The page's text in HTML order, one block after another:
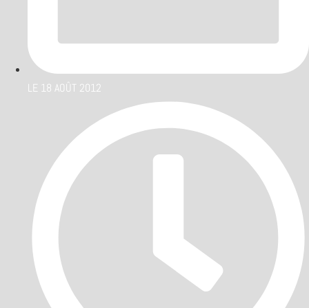
LE 18 AOÛT 2012